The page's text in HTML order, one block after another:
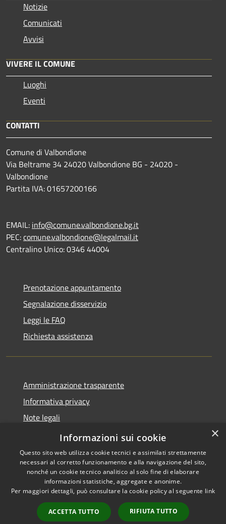
Notizie
Comunicati
Avvisi
VIVERE IL COMUNE
Luoghi
Eventi
CONTATTI
Comune di Valbondione
Via Beltrame 34 24020 Valbondione BG - 24020 -
Valbondione
Partita IVA: 01657200166
EMAIL: info@comune.valbondione.bg.it
PEC:comune.valbondione@legalmail.it
Centralino Unico: 0346 44004
Prenotazione appuntamento
Segnalazione disservizio
Leggi le FAQ
Richiesta assistenza
Amministrazione trasparente
Informativa privacy
Note legali
Dichiarazione di accessibilità
Accessibilità
Copyright © 2026 • Comune di
Valbondione • Powered by
Municipium•
Accesso
×
Informazioni sui cookie
Questo sito web utilizza cookie tecnici e assimilati strettamente
necessari al corretto funzionamento e alla navigazione del sito,
nonché un cookie tecnico analitico al solo fine di elaborare
informazioni statistiche, aggregate e anonime.
Per maggiori dettagli, può consultare la cookie policy al seguente link
ACCETTA TUTTO RIFIUTA TUTTO